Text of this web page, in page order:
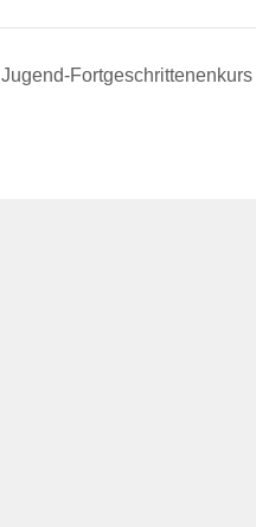
Jugend-Fortgeschrittenenkurs